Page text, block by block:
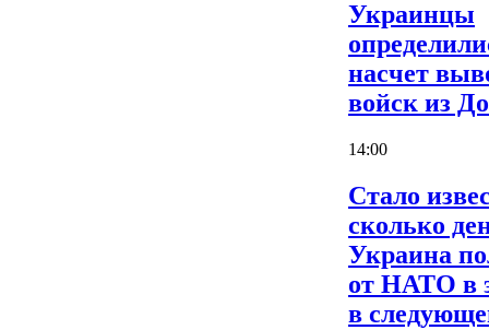
Украинцы
насчет
войск из
14:00
Стало
сколько
Украина
от НАТО в
в